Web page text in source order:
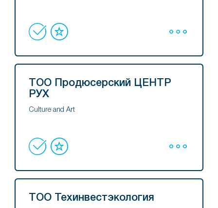
ТОО Продюсерский ЦЕНТР
РУХ
Culture and Art
ТОО Техинвестэкология